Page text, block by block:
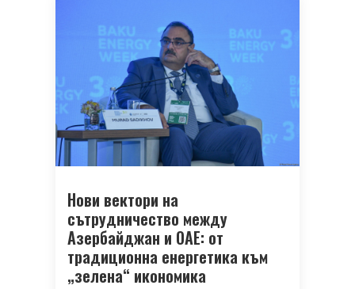
Нови вектори на
сътрудничество между
Азербайджан и ОАЕ: от
традиционна енергетика към
„зелена“ икономика